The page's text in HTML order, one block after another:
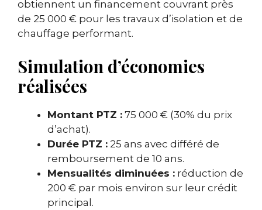
obtiennent un financement couvrant près
de 25 000 € pour les travaux d’isolation et de
chauffage performant.
Simulation d’économies
réalisées
Montant PTZ : 75 000 € (30% du prix
d’achat).
Durée PTZ : 25 ans avec différé de
remboursement de 10 ans.
Mensualités diminuées : réduction de
200 € par mois environ sur leur crédit
principal.